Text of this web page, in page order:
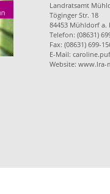
Landratsamt
Töginger Str. 18
84453 Mühldorf a.
Telefon: (08631)
Fax: (08631) 699-
E-Mail:
Website: www.lra-